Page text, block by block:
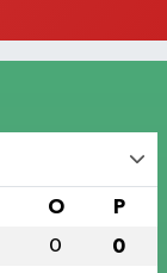
O P
0 0